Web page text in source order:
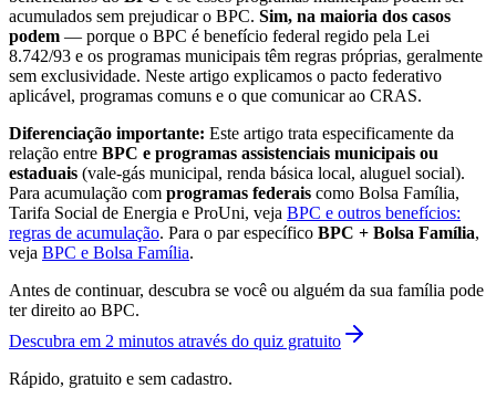
acumulados sem prejudicar o BPC. Sim, na maioria dos casos
podem — porque o BPC é benefício federal regido pela Lei
8.742/93 e os programas municipais têm regras próprias, geralmente
sem exclusividade. Neste artigo explicamos o pacto federativo
aplicável, programas comuns e o que comunicar ao CRAS.
Diferenciação importante: Este artigo trata especificamente da
relação entre BPC e programas assistenciais municipais ou
estaduais (vale-gás municipal, renda básica local, aluguel social).
Para acumulação com programas federais como Bolsa Família,
Tarifa Social de Energia e ProUni, veja BPC e outros benefícios:
regras de acumulação. Para o par específico BPC + Bolsa Família,
veja BPC e Bolsa Família.
Antes de continuar, descubra se você ou alguém da sua família pode
ter direito ao BPC.
Descubra em 2 minutos através do quiz gratuito
Rápido, gratuito e sem cadastro.